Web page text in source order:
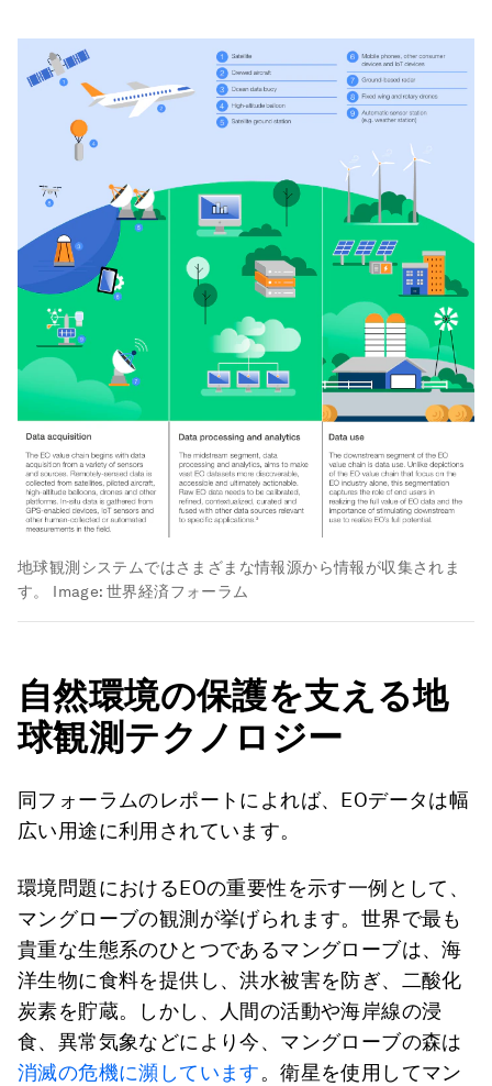
地球観測システムではさまざまな情報源から情報が収集されま
す。
Image:世界経済フォーラム
自然環境の保護を支える地
球観測テクノロジー
同フォーラムのレポートによれば、EOデータは幅
広い用途に利用されています。
環境問題におけるEOの重要性を示す一例として、
マングローブの観測が挙げられます。世界で最も
貴重な生態系のひとつであるマングローブは、海
洋生物に食料を提供し、洪水被害を防ぎ、二酸化
炭素を貯蔵。しかし、人間の活動や海岸線の浸
食、異常気象などにより今、マングローブの森は
消滅の危機に瀕しています。衛星を使用してマン